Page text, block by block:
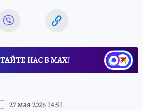
НАС В МАХ!
27 мая 2026 14:51